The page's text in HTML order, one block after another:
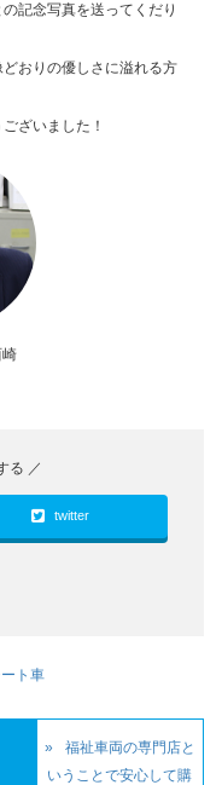
記念写真を送ってくだり
おりの優しさに溢れる方
ざいました！
twitter
ト車
福祉車両の専門店と
いうことで安心して購